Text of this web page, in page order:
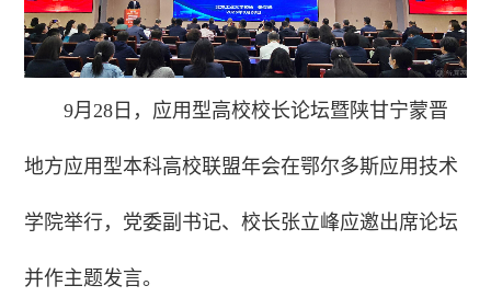
9月28日，应用型高校校长论坛暨陕甘宁蒙晋
地方应用型本科高校联盟年会在鄂尔多斯应用技术
学院举行，党委副书记、校长张立峰应邀出席论坛
并作主题发言。